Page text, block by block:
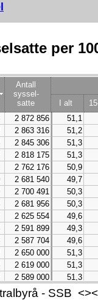
per
Antall
syssel-
satte
I alt
2 872 856
51,1
2 863 316
51,2
2 845 306
51,3
2 818 175
51,3
2 762 176
50,9
2 681 540
49,7
2 700 491
50,3
2 681 956
50,3
2 625 554
49,6
2 591 899
49,3
2 587 704
49,6
2 650 000
51,3
2 619 000
51,3
2 589 000
51,3
2 562 000
51,4
2 517 000
- SSB